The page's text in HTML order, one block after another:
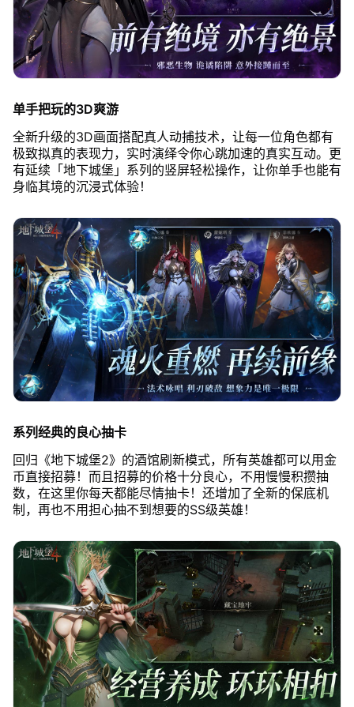
单手把玩的3D爽游
全新升级的3D画面搭配真人动捕技术，让每一位角色都有
极致拟真的表现力，实时演绎令你心跳加速的真实互动。更
有延续「地下城堡」系列的竖屏轻松操作，让你单手也能有
身临其境的沉浸式体验！
系列经典的良心抽卡
回归《地下城堡2》的酒馆刷新模式，所有英雄都可以用金
币直接招募！而且招募的价格十分良心，不用慢慢积攒抽
数，在这里你每天都能尽情抽卡！还增加了全新的保底机
制，再也不用担心抽不到想要的SS级英雄！